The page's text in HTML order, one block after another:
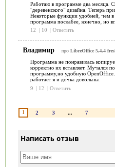
Работаю в программе два месяца.
"деревенского" дизайна. Теперь
Некоторые функции удобней, чем в
программа послабее, конечно, но
12
| 10 | Ответить
Владимир про LibreOffice 5.4.4
Программа не понравилась
корректно их вставляет. Мучался
программу,но удобную
работает я и дочка довольны.
9
| 12 | Ответить
1 2 3 ... 7
Написать отзыв